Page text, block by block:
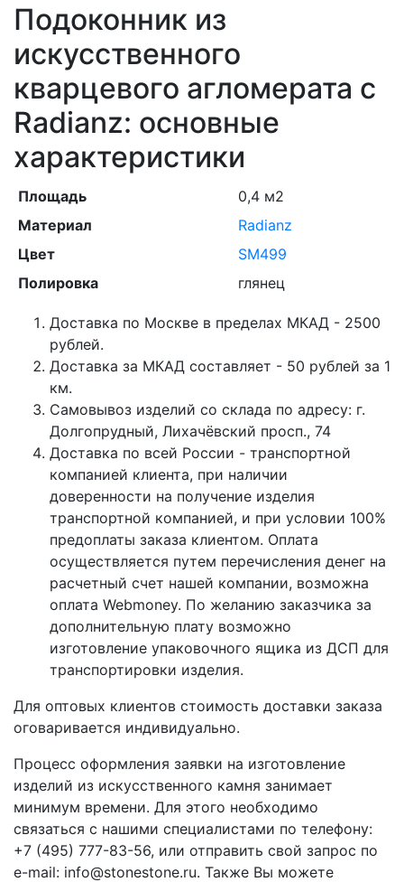
Подоконник из
искусственного
кварцевого агломерата с
Radianz: основные
характеристики
Площадь
0,4 м2
Материал
Radianz
Цвет
SM499
Полировка
глянец
Доставка по Москве в пределах МКАД - 2500
рублей.
Доставка за МКАД составляет - 50 рублей за 1
км.
Самовывоз изделий со склада по адресу: г.
Долгопрудный, Лихачёвский просп., 74
Доставка по всей России - транспортной
компанией клиента, при наличии
доверенности на получение изделия
транспортной компанией, и при условии 100%
предоплаты заказа клиентом. Оплата
осуществляется путем перечисления денег на
расчетный счет нашей компании, возможна
оплата Webmoney. По желанию заказчика за
дополнительную плату возможно
изготовление упаковочного ящика из ДСП для
транспортировки изделия.
Для оптовых клиентов стоимость доставки заказа
оговаривается индивидуально.
Процесс оформления заявки на изготовление
изделий из искусственного камня занимает
минимум времени. Для этого необходимо
связаться с нашими специалистами по телефону:
+7 (495) 777-83-56, или отправить свой запрос по
e-mail: info@stonestone.ru. Также Вы можете